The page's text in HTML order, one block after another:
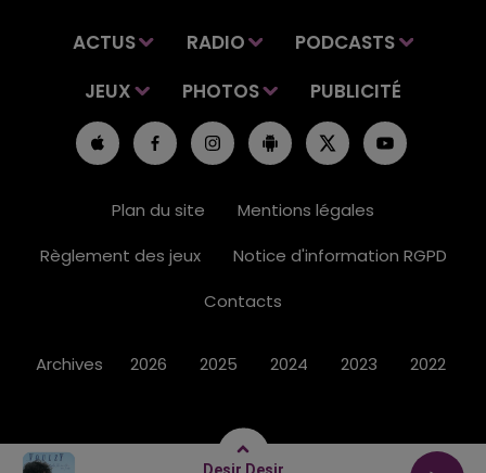
Desir Desir
ACTUS RADIO
PODCASTS
JEUX
PHOTOS PUBLICITÉ
Plan du site
Mentions légales
Règlement des jeux
Notice d'information RGPD
Contacts
Archives 2026 2025 2024 2023 2022